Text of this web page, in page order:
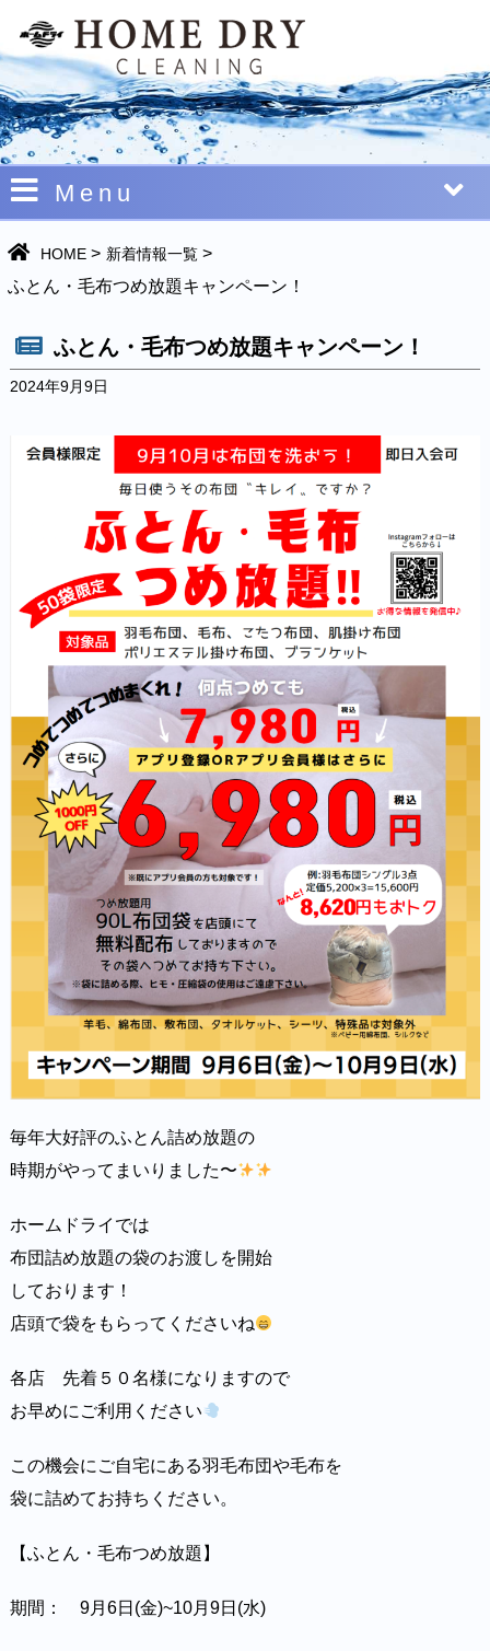
Menu
HOME > 新着情報一覧 >
ふとん・毛布つめ放題キャンペーン！
ふとん・毛布つめ放題キャンペーン！
2024年9月9日
毎年大好評のふとん詰め放題の
時期がやってまいりました〜
ホームドライでは
布団詰め放題の袋のお渡しを開始
しております！
店頭で袋をもらってくださいね
各店 先着５０名様になりますので
お早めにご利用ください
この機会にご自宅にある羽毛布団や毛布を
袋に詰めてお持ちください。
【ふとん・毛布つめ放題】
期間： 9月6日(金)~10月9日(水)